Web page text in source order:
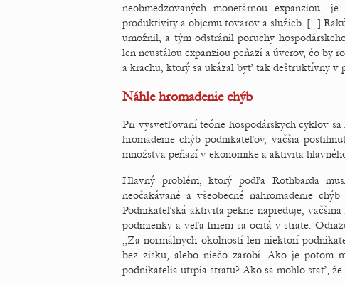
neobmedzovaných monetárnou expanziou,
produktivity a objemu tovarov a služieb. [...]
umožnil, a tým odstránil poruchy
len neustálou expanziou peňazí a úverov, čo by
a krachu, ktorý sa ukázal byť tak deštruktívny v
Náhle hromadenie chýb
Pri vysvetľovaní teórie hospodárskych cyklov
hromadenie chýb podnikateľov, väčšia
množstva peňazí v ekonomike a aktivita
Hlavný problém, ktorý podľa Rothbarda
neočakávané a všeobecné nahromadenie
Podnikateľská aktivita pekne napreduje,
podmienky a veľa firiem sa ocitá v strate.
„Za normálnych okolností len niektorí
bez zisku, alebo niečo zarobí. Ako je potom
podnikatelia utrpia stratu? Ako sa mohlo stať,